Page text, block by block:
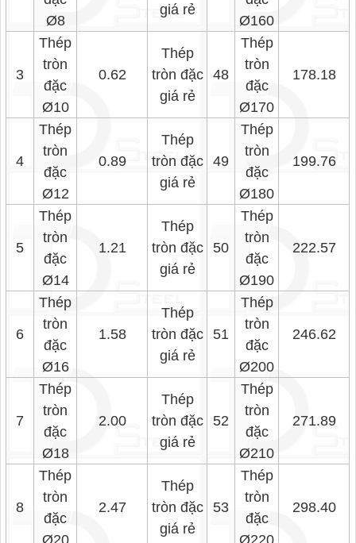
Ø8
giá rẻ
Ø160
3
Thép
tròn
đặc
Ø10
0.62
Thép
tròn đặc
giá rẻ
48
Thép
tròn
đặc
Ø170
178.18
4
Thép
tròn
đặc
Ø12
0.89
Thép
tròn đặc
giá rẻ
49
Thép
tròn
đặc
Ø180
199.76
5
Thép
tròn
đặc
Ø14
1.21
Thép
tròn đặc
giá rẻ
50
Thép
tròn
đặc
Ø190
222.57
6
Thép
tròn
đặc
Ø16
1.58
Thép
tròn đặc
giá rẻ
51
Thép
tròn
đặc
Ø200
246.62
7
Thép
tròn
đặc
Ø18
2.00
Thép
tròn đặc
giá rẻ
52
Thép
tròn
đặc
Ø210
271.89
8
Thép
tròn
đặc
2.47
Thép
tròn đặc
giá rẻ
53
Thép
tròn
đặc
298.40